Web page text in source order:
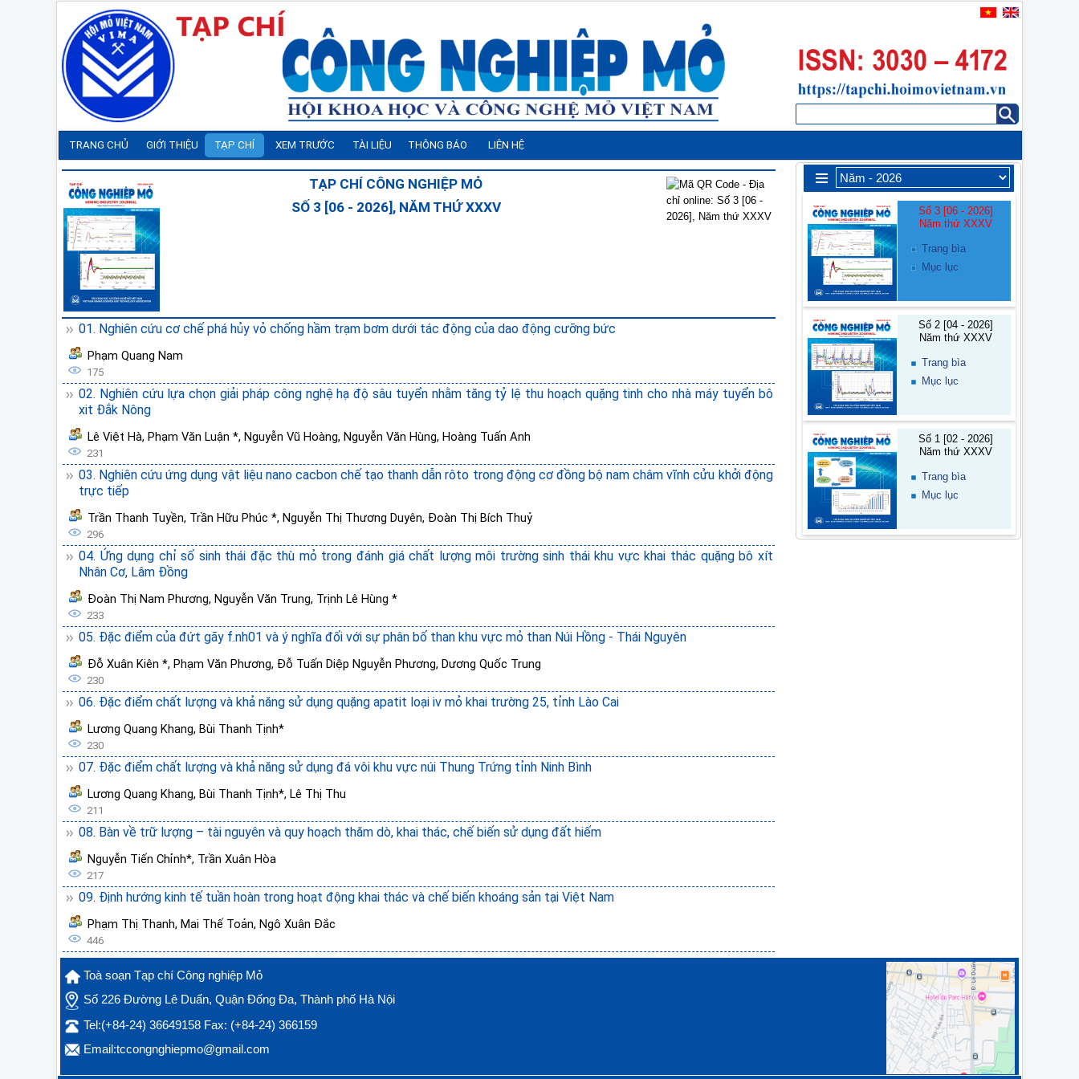
TRANG CHỦ GIỚI THIỆU TẠP CHÍ XEM TRƯỚC TÀI LIỆU THÔNG BÁO LIÊN HỆ
TẠP CHÍ CÔNG NGHIỆP MỎ
SỐ 3 [06 - 2026], NĂM THỨ XXXV
01. Nghiên cứu cơ chế phá hủy vỏ chống hầm trạm bơm dưới tác động của dao động cưỡng bức
Phạm Quang Nam
175
02. Nghiên cứu lựa chọn giải pháp công nghệ hạ độ sâu tuyển nhằm tăng tỷ lệ thu hoạch quặng tinh cho nhà máy tuyển bô
xit Đắk Nông
Lê Việt Hà, Phạm Văn Luận *, Nguyễn Vũ Hoàng, Nguyễn Văn Hùng, Hoàng Tuấn Anh
231
03. Nghiên cứu ứng dụng vật liệu nano cacbon chế tạo thanh dẫn rôto trong động cơ đồng bộ nam châm vĩnh cửu khởi động
trực tiếp
Trần Thanh Tuyền, Trần Hữu Phúc *, Nguyễn Thị Thương Duyên, Đoàn Thị Bích Thuỷ
296
04. Ứng dụng chỉ số sinh thái đặc thù mỏ trong đánh giá chất lượng môi trường sinh thái khu vực khai thác quặng bô xít
Nhân Cơ, Lâm Đồng
Đoàn Thị Nam Phương, Nguyễn Văn Trung, Trịnh Lê Hùng *
233
05. Đặc điểm của đứt gãy f.nh01 và ý nghĩa đối với sự phân bố than khu vực mỏ than Núi Hồng - Thái Nguyên
Đỗ Xuân Kiên *, Phạm Văn Phương, Đỗ Tuấn Diệp Nguyễn Phương, Dương Quốc Trung
230
06. Đặc điểm chất lượng và khả năng sử dụng quặng apatit loại iv mỏ khai trường 25, tỉnh Lào Cai
Lương Quang Khang, Bùi Thanh Tịnh*
230
07. Đặc điểm chất lượng và khả năng sử dụng đá vôi khu vực núi Thung Trứng tỉnh Ninh Bình
Lương Quang Khang, Bùi Thanh Tịnh*, Lê Thị Thu
211
08. Bàn về trữ lượng – tài nguyên và quy hoạch thăm dò, khai thác, chế biến sử dụng đất hiếm
Nguyễn Tiến Chỉnh*, Trần Xuân Hòa
217
09. Định hướng kinh tế tuần hoàn trong hoạt động khai thác và chế biến khoáng sản tại Việt Nam
Phạm Thị Thanh, Mai Thế Toản, Ngô Xuân Đắc
446
Số 3 [06 - 2026]
Năm thứ XXXV
Trang bìa
Mục lục
Số 2 [04 - 2026]
Năm thứ XXXV
Trang bìa
Mục lục
Số 1 [02 - 2026]
Năm thứ XXXV
Trang bìa
Mục lục
Toà soạn Tạp chí Công nghiệp Mỏ
Số 226 Đường Lê Duẩn, Quận Đống Đa, Thành phố Hà Nội
Tel:(+84-24) 36649158 Fax: (+84-24) 366159
Email:tccongnghiepmo@gmail.com